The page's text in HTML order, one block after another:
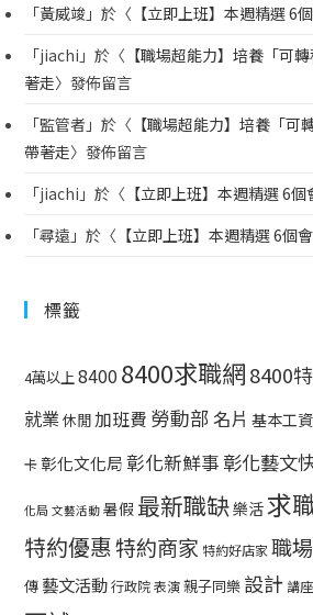
「黃威竣 」於〈 【立即上班】本週精選 6
「jiachi 」於〈 【職場超能力】培養「可
著走〉發佈留言
「監管者 」於〈 【職場超能力】培養「可
帶著走〉發佈留言
「jiachi 」於〈 【立即上班】本週精選 6
「尋遠 」於〈 【立即上班】本週精選 6個
標籤
4萬以上 8400 8400求職網8400
就業休閒加班費 勞動部 名片 基本工資
卡彰化文化局 彰化新鮮事 彰化藝文
化局 文藝活動 暑假 最新職缺樂活求
特約優惠特約商家 特約好店家職
傳 藝文活動行政院表演親子同樂 設計 講座